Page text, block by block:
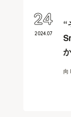
“
向
2024.07
24